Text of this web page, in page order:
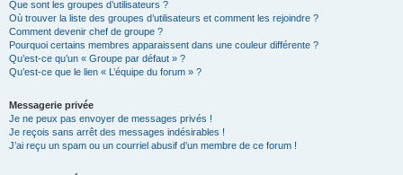
Que sont les groupes d’utilisateurs ?
Où trouver la liste des groupes d’utilisateurs et comment les rejoindre ?
Comment devenir chef de groupe ?
Pourquoi certains membres apparaissent dans une couleur différente ?
Qu’est-ce qu’un « Groupe par défaut » ?
Qu’est-ce que le lien « L’équipe du forum » ?
Messagerie privée
Je ne peux pas envoyer de messages privés !
Je reçois sans arrêt des messages indésirables !
J’ai reçu un spam ou un courriel abusif d’un membre de ce forum !